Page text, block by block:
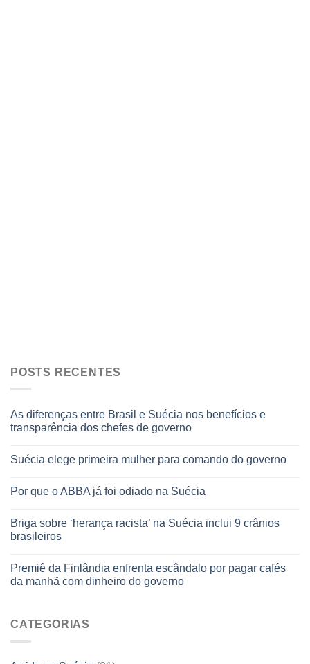
POSTS RECENTES
As diferenças entre Brasil e Suécia nos benefícios e
transparência dos chefes de governo
Suécia elege primeira mulher para comando do governo
Por que o ABBA já foi odiado na Suécia
Briga sobre ‘herança racista’ na Suécia inclui 9 crânios
brasileiros
Premiê da Finlândia enfrenta escândalo por pagar cafés
da manhã com dinheiro do governo
CATEGORIAS